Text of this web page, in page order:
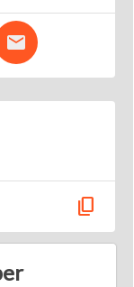
content_copy